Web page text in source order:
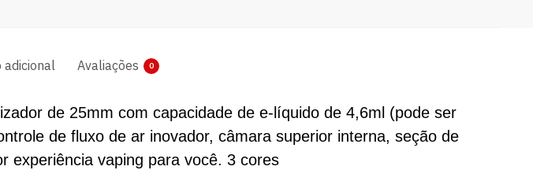
adicional Avaliações 0
de 25mm com capacidade de e-líquido de 4,6ml (pode ser
de fluxo de ar inovador, câmara superior interna, seção de
experiência vaping para você. 3 cores